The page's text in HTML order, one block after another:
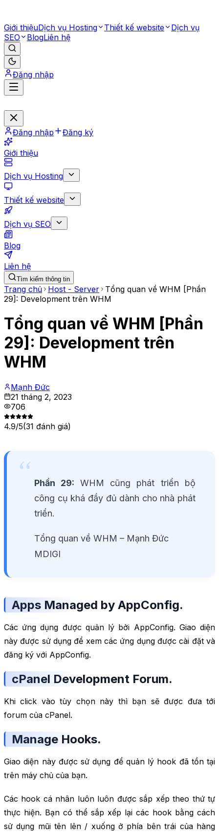
Giới thiệuDịch vụ Hosting Thiết kế website
Dịch vụ
SEO
BlogLiên hệ
Đăng nhập
Đăng nhập Đăng ký
Giới thiệu
Dịch vụ Hosting
Thiết kế website
Dịch vụ SEO
Blog
Liên hệ
Tìm kiếm thông tin
Trang chủ Host - Server
Tổng quan về WHM [Phần
29]: Development trên WHM
Tổng quan về WHM [Phần
29]: Development trên
WHM
Mạnh Đức
21 tháng 2, 2023
706
4.9/5(31 đánh giá)
Phần 29: WHM cũng phát triển bộ
công cụ khá đầy đủ dành cho nhà phát
triển.
Tổng quan về WHM – Mạnh Đức
MDIGI
Apps Managed by AppConfig.
Các ứng dụng được quản lý bởi AppConfig. Giao diện
này được sử dụng để xem các ứng dụng được cài đặt và
đăng ký với AppConfig.
cPanel Development Forum.
Khi click vào tùy chọn này thì bạn sẽ được đưa tới
forum của cPanel.
Manage Hooks.
Giao diện này được sử dụng để quản lý hook đã tồn tại
trên máy chủ của bạn.
Các hook cá nhân luôn luôn được sắp xếp theo thứ tự
thực hiện. Bạn có thể sắp xếp lại các hook bằng cách
sử dụng mũi tên lên / xuống ở phía bên trái của hàng